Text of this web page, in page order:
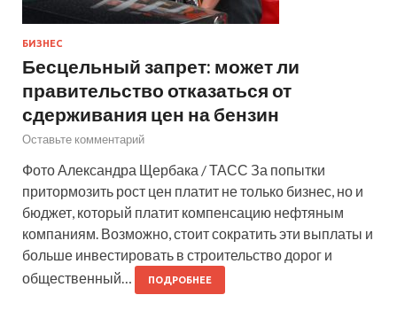
БИЗНЕС
Бесцельный запрет: может ли
правительство отказаться от
сдерживания цен на бензин
Оставьте комментарий
Фото Александра Щербака / ТАСС За попытки
притормозить рост цен платит не только бизнес, но и
бюджет, который платит компенсацию нефтяным
компаниям. Возможно, стоит сократить эти выплаты и
больше инвестировать в строительство дорог и
общественный…
ПОДРОБНЕЕ